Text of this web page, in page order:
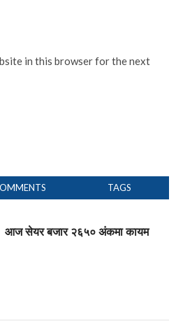
in this browser for the next
TAGS
आज सेयर बजार २६५० अंकमा कायम